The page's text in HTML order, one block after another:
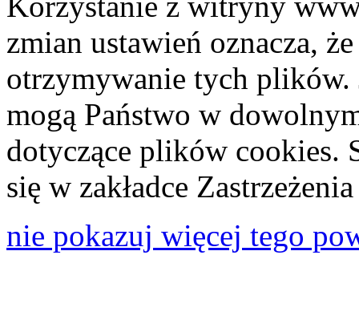
zmian ustawień oznacza,
otrzymywanie tych plików.
mogą Państwo w
dotyczące plików cookies.
się w zakładce
nie pokazuj więcej tego